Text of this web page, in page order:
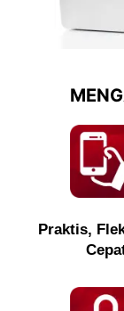
Praktis,